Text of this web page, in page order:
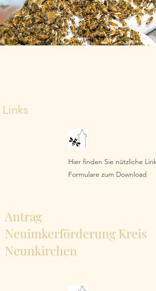
Links
Hier finden Sie nützliche
Formulare zum Download
Antrag
Neuimkerförderung Kreis
Neunkirchen